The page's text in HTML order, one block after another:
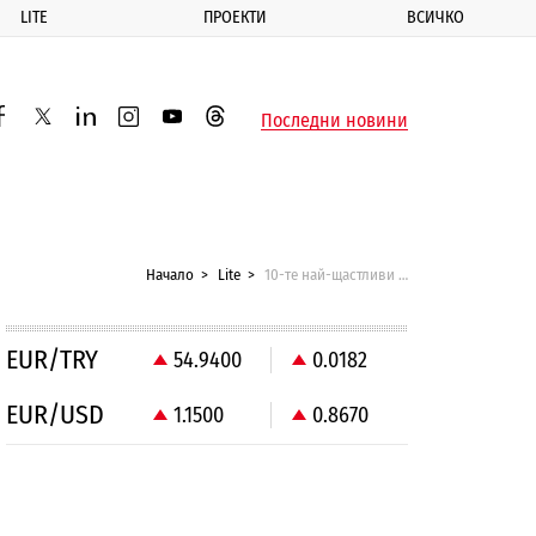
LITE ПРОЕКТИ ВСИЧКО
twitterlinkedininstagram
youtubethreadsПоследни новини
Начало Lite 10-те най-щастливи и най-богати държави в света
EUR/TRY 54.9400 0.0182
EUR/USD 1.1500 0.8670